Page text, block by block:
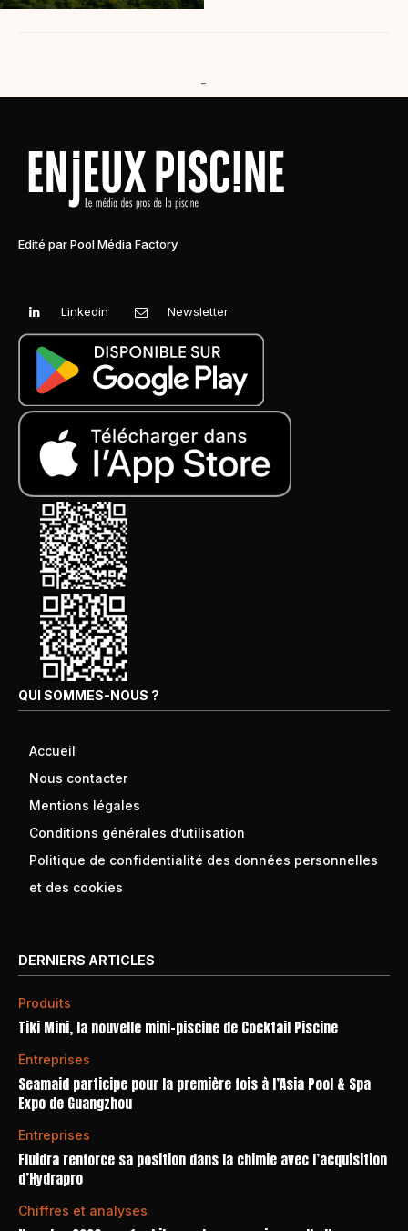
-
Edité par Pool Média Factory
Linkedin Newsletter
QUI SOMMES-NOUS ?
Accueil
Nous contacter
Mentions légales
Conditions générales d’utilisation
Politique de confidentialité des données personnelles
et des cookies
DERNIERS ARTICLES
Produits
Tiki Mini, la nouvelle mini-piscine de Cocktail Piscine
Entreprises
Seamaid participe pour la première fois à l’Asia Pool & Spa
Expo de Guangzhou
Entreprises
Fluidra renforce sa position dans la chimie avec l’acquisition
d’Hydrapro
Chiffres et analyses